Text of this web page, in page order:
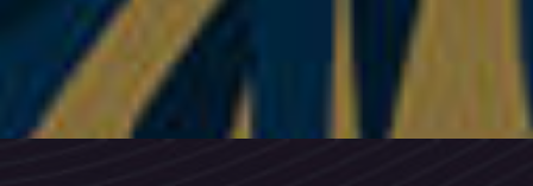
De 15h à 03h du matin, bière pression à 4,60€ les 50cl.
L’abus d’alcool est dangereux pour la santé. À consommer
avec modération.